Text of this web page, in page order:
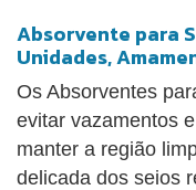
Absorvente para
Unidades,
Os Absorventes
evitar vazamentos
manter a região
delicada dos seios